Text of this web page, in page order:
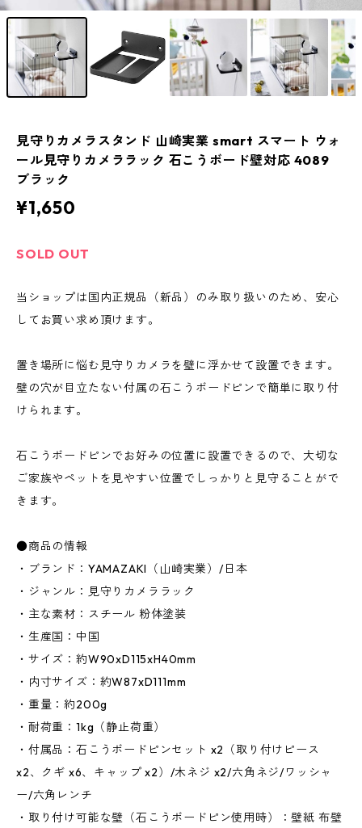
見守りカメラスタンド 山崎実業 smart スマート ウォ
ール見守りカメララック 石こうボード壁対応 4089
ブラック
¥1,650
SOLD OUT
当ショップは国内正規品（新品）のみ取り扱いのため、安心
してお買い求め頂けます。
置き場所に悩む見守りカメラを壁に浮かせて設置できます。
壁の穴が目立たない付属の石こうボードピンで簡単に取り付
けられます。
石こうボードピンでお好みの位置に設置できるので、大切な
ご家族やペットを見やすい位置でしっかりと見守ることがで
きます。
●商品の情報
・ブランド：YAMAZAKI（山崎実業）/日本
・ジャンル：見守りカメララック
・主な素材：スチール 粉体塗装
・生産国：中国
・サイズ：約W90xD115xH40mm
・内寸サイズ：約W87xD111mm
・重量：約200g
・耐荷重：1kg（静止荷重）
・付属品：石こうボードピンセット x2（取り付けピース
x2、クギ x6、キャップ x2）/木ネジ x2/六角ネジ/ワッシャ
ー/六角レンチ
・取り付け可能な壁（石こうボードピン使用時）：壁紙 布壁